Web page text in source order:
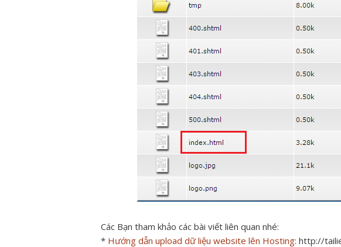
Các Bạn tham khảo các bài viết liên quan nhé:
* Hướng dẫn upload dữ liệu website lên Hosting: http://